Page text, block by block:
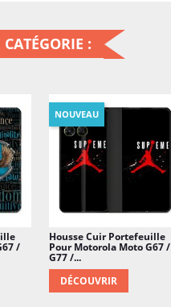
:
/
Housse Cuir Portefeuille
Pour Motorola Moto G67 /
G77 /...
DÉCOUVRIR
NOUVEAU